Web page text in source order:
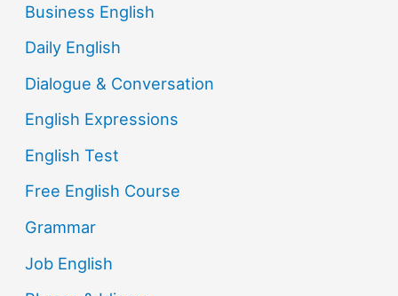
Business English
Daily English
Dialogue & Conversation
English Expressions
English Test
Free English Course
Grammar
Job English